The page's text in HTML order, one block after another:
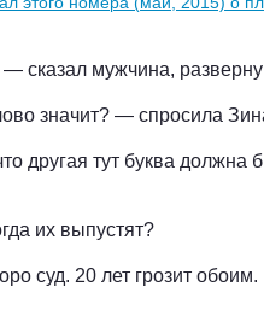
сказал мужчина,
значит? — спросила
другая тут буква
их выпустят?
суд. 20 лет грозит обоим.